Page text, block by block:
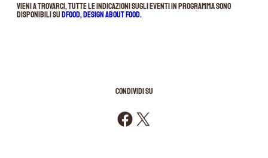
Vieni a trovarci, tutte le indicazioni sugli eventi in programma sono
disponibili suDfood, Design about Food.
CONDIVIDI SU
Condividi su Facebook
Condividi su X